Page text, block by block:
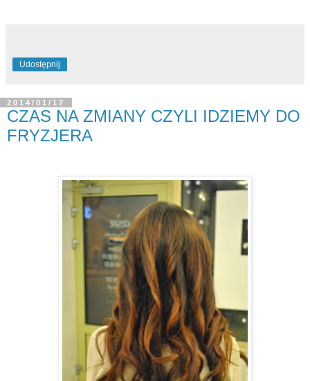
Udostępnij
2014/01/17
CZAS NA ZMIANY CZYLI IDZIEMY DO
FRYZJERA